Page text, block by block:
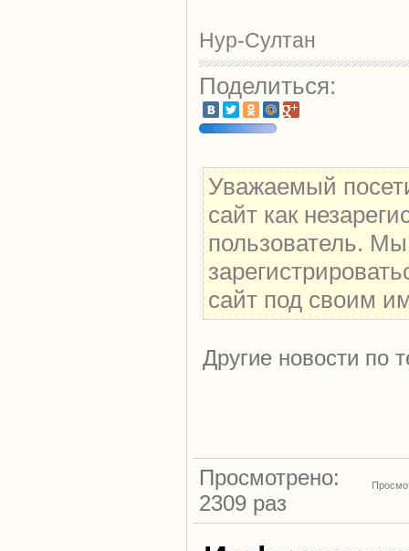
Нур-Султан
Поделиться:
Уважаемый
сайт как
пользователь.
сайт под своим
Другие новости по
Просмотрено:
2309 раз